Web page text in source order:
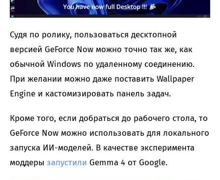
Судя по ролику, пользоваться десктопной
версией GeForce Now можно точно так же, как
обычной Windows по удаленному соединению.
При желании можно даже поставить Wallpaper
Engine и кастомизировать панель задач.
Кроме того, если добраться до рабочего стола, то
GeForce Now можно использовать для локального
запуска ИИ-моделей. В качестве эксперимента
моддеры запустили Gemma 4 от Google.